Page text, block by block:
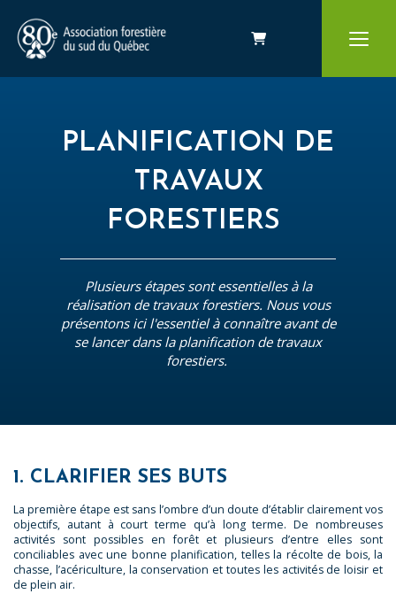
Panier
PLANIFICATION DE
TRAVAUX
FORESTIERS
Plusieurs étapes sont essentielles à la
réalisation de travaux forestiers. Nous vous
présentons ici l'essentiel à connaître avant de
se lancer dans la planification de travaux
forestiers.
1. CLARIFIER SES BUTS
La première étape est sans l’ombre d’un doute d’établir clairement vos
objectifs, autant à court terme qu’à long terme. De nombreuses
activités sont possibles en forêt et plusieurs d’entre elles sont
conciliables avec une bonne planification, telles la récolte de bois, la
chasse, l’acériculture, la conservation et toutes les activités de loisir et
de plein air.